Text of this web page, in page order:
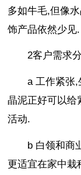
多如牛毛,但像
饰产品依然少见.
2客户需求
a 工作紧张
晶泥正好可以给
活动.
b 白领和商
更适宜在家中栽